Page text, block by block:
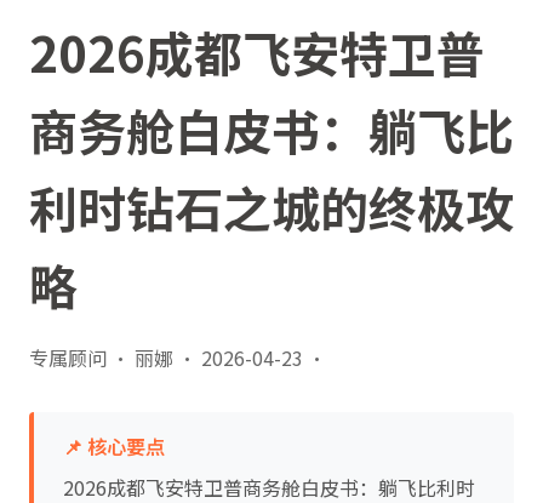
2026成都飞安特卫普
商务舱白皮书：躺飞比
利时钻石之城的终极攻
略
专属顾问 · 丽娜 · 2026-04-23 ·
📌 核心要点
2026成都飞安特卫普商务舱白皮书：躺飞比利时